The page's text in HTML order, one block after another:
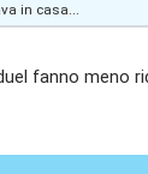
in casa...
fanno meno